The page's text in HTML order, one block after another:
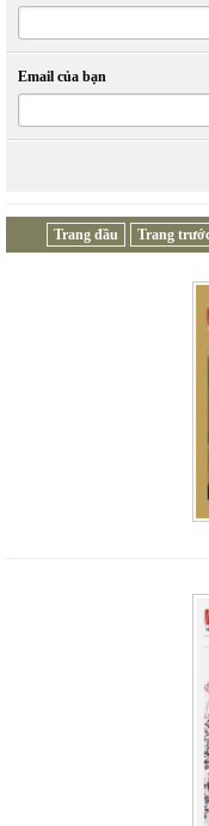
Email của bạn
Trang đầu Trang